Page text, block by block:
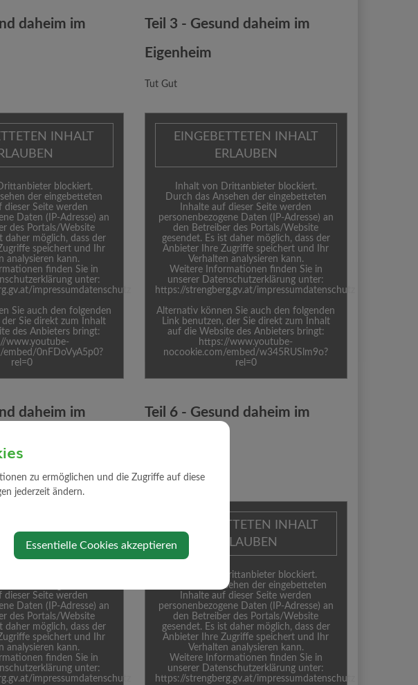
daheim im
INHALT
blockiert.
der eingebetteten
dieser Seite werden
Daten (IP-Adresse) an
des Portals/Website
daher möglich, dass der
speichert und Ihr
analysieren kann.
finden Sie in
unter:
impressumdatenschutz
Sie auch den folgenden
der Sie direkt zum Inhalt
des Anbieters bringt:
www.youtube-
embed/0nFDoVyA5p0?
rel=0
Teil 3 - Gesund daheim im
Eigenheim
Tut Gut
EINGEBETTETEN INHALT
ERLAUBEN
Inhalt von Drittanbieter blockiert.
Durch das Ansehen der eingebetteten
Inhalte auf dieser Seite werden
personenbezogene Daten (IP-Adresse) an
den Betreiber des Portals/Website
gesendet. Es ist daher möglich, dass der
Anbieter Ihre Zugriffe speichert und Ihr
Verhalten analysieren kann.
Weitere Informationen finden Sie in
unserer Datenschutzerklärung unter:
https://strengberg.gv.at/impressumdatenschutz
Alternativ können Sie auch den folgenden
Link benutzen, der Sie direkt zum Inhalt
auf die Website des Anbieters bringt:
https://www.youtube-
nocookie.com/embed/w345RUSlm9o?
rel=0
daheim im
dieser Seite werden
Daten (IP-Adresse) an
des Portals/Website
daher möglich, dass der
speichert und Ihr
analysieren kann.
finden Sie in
unter:
impressumdatenschutz
Teil 6 - Gesund daheim im
Tut Gut
EINGEBETTETEN INHALT
ERLAUBEN
Inhalt von Drittanbieter blockiert.
Durch das Ansehen der eingebetteten
Inhalte auf dieser Seite werden
personenbezogene Daten (IP-Adresse) an
den Betreiber des Portals/Website
gesendet. Es ist daher möglich, dass der
Anbieter Ihre Zugriffe speichert und Ihr
Verhalten analysieren kann.
Weitere Informationen finden Sie in
unserer Datenschutzerklärung unter:
https://strengberg.gv.at/impressumdatenschutz
zu ermöglichen und die Zugriffe auf diese
jederzeit ändern.
Essentielle Cookies akzeptieren